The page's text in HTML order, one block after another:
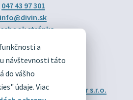
a
návštevnosti táto
do vášho
údaje. Viac
DIVÍN
OFICIÁLNE STRÁNKY
Alphabet partner s.r.o.
047 43 97 301
info@divin.sk
stránka